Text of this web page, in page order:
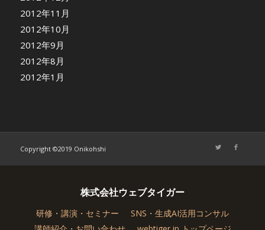
2012年11月
2012年10月
2012年9月
2012年8月
2012年1月
Copyright ©2019 Onikohshi
株式会社ウェブタイガー
研修・講演・セミナー
SNS・生成AI活用コンサル